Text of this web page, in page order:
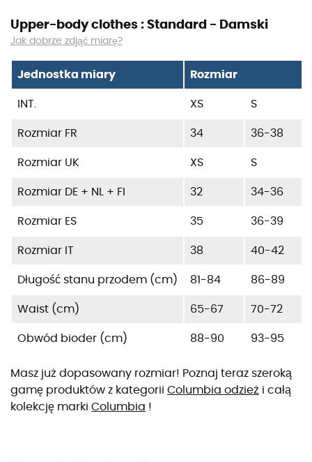
Upper-body clothes : Standard - Damski
Jak dobrze zdjąć miarę?
Jednostka miary Rozmiar
INT. XS S
Rozmiar FR 34 36-38
Rozmiar UK XS S
Rozmiar DE + NL + FI 32 34-36
Rozmiar ES 35 36-39
Rozmiar IT 38 40-42
Długość stanu przodem (cm) 81-84 86-89
Waist (cm) 65-67 70-72
Obwód bioder (cm) 88-90 93-95
Masz już dopasowany rozmiar! Poznaj teraz szeroką
gamę produktów z kategorii Columbia odzież i całą
kolekcję marki Columbia !